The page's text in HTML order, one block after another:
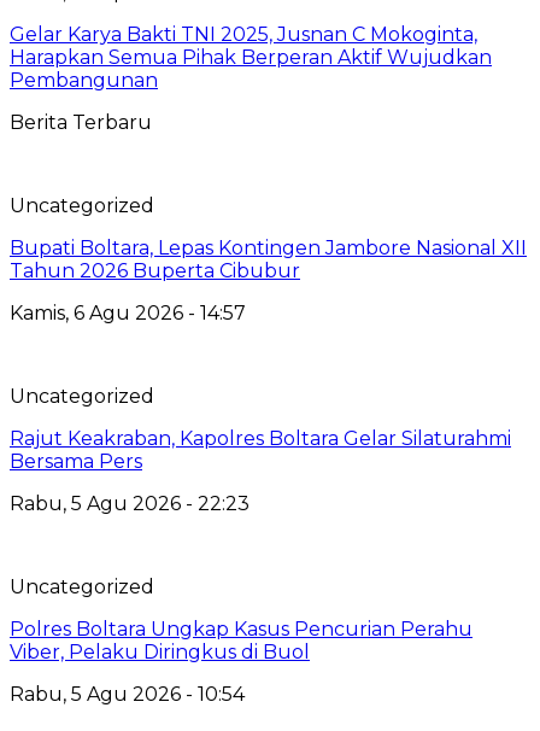
Gelar Karya Bakti TNI 2025, Jusnan C Mokoginta,
Harapkan Semua Pihak Berperan Aktif Wujudkan
Pembangunan
Berita Terbaru
Uncategorized
Bupati Boltara, Lepas Kontingen Jambore Nasional XII
Tahun 2026 Buperta Cibubur
Kamis, 6 Agu 2026 - 14:57
Uncategorized
Rajut Keakraban, Kapolres Boltara Gelar Silaturahmi
Bersama Pers
Rabu, 5 Agu 2026 - 22:23
Uncategorized
Polres Boltara Ungkap Kasus Pencurian Perahu
Viber, Pelaku Diringkus di Buol
Rabu, 5 Agu 2026 - 10:54